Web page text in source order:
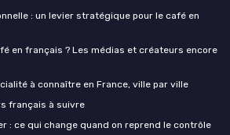
: un levier stratégique pour le café en
en français ? Les médias et créateurs encore
à connaître en France, ville par ville
français à suivre
: ce qui change quand on reprend le contrôle